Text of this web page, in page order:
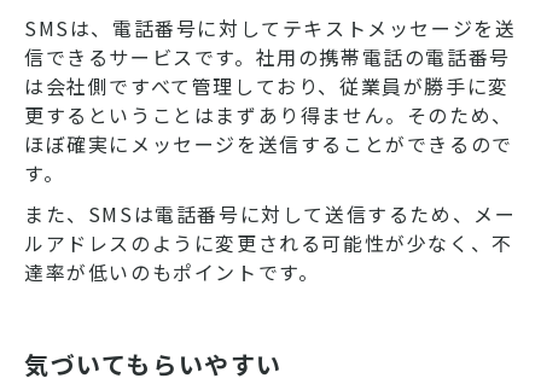
SMSは、電話番号に対してテキストメッセージを送
信できるサービスです。社用の携帯電話の電話番号
は会社側ですべて管理しており、従業員が勝手に変
更するということはまずあり得ません。そのため、
ほぼ確実にメッセージを送信することができるので
す。
また、SMSは電話番号に対して送信するため、メー
ルアドレスのように変更される可能性が少なく、不
達率が低いのもポイントです。
気づいてもらいやすい